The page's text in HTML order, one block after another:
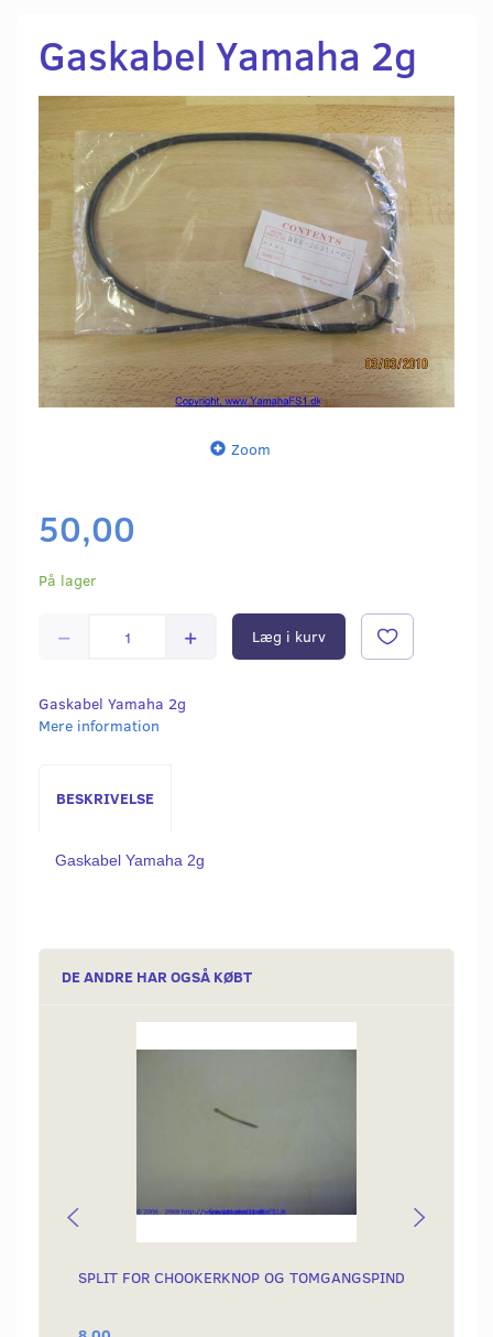
Gaskabel Yamaha 2g
Zoom
50,00
På lager
Læg i kurv
Gaskabel Yamaha 2g
Mere information
BESKRIVELSE
Gaskabel Yamaha 2g
DE ANDRE HAR OGSÅ KØBT
SPLIT FOR CHOOKERKNOP OG TOMGANGSPIND